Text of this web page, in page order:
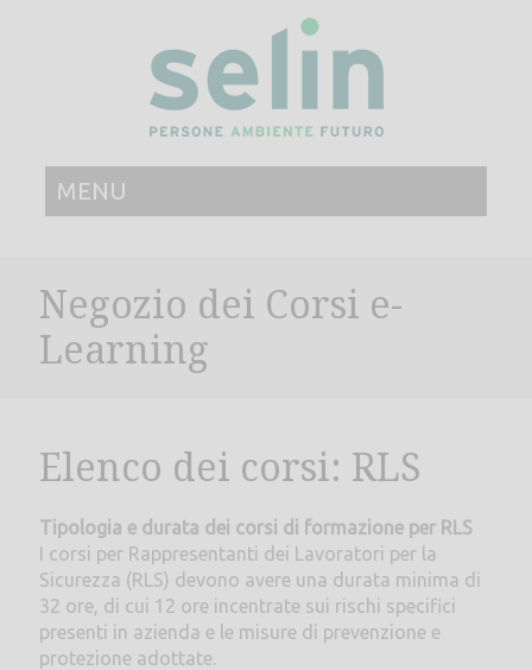
MENU
Negozio dei Corsi e-
Learning
Elenco dei corsi: RLS
Tipologia e durata dei corsi di formazione per RLS
I corsi per Rappresentanti dei Lavoratori per la
Sicurezza (RLS) devono avere una durata minima di
32 ore, di cui 12 ore incentrate sui rischi specifici
presenti in azienda e le misure di prevenzione e
protezione adottate.